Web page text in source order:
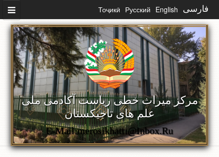
رفتن به محتوای اصلی Тоҷикӣ Русский English فارسی
مرکز میراث خطی ریاست آکادمی ملی
علم های تاجیکستان
E-Mail:merosikhatti@inbox.ru